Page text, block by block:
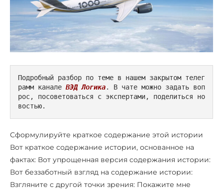
Подробный разбор по теме в нашем закрытом телег
рамм канале ВЭД Логика. В чате можно задать воп
рос, посоветоваться с экспертами, поделиться но
востью.
Сформулируйте краткое содержание этой истории
Вот краткое содержание истории, основанное на
фактах: Вот упрощенная версия содержания истории:
Вот беззаботный взгляд на содержание истории:
Взгляните с другой точки зрения: Покажите мне